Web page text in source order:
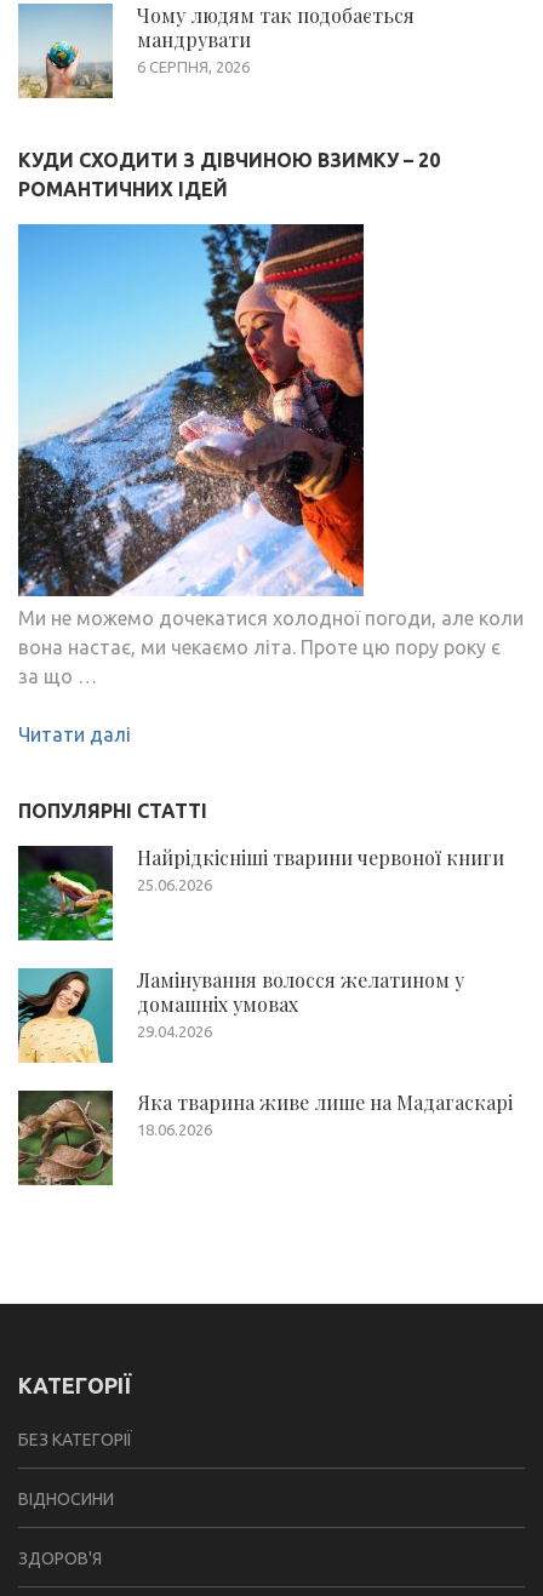
Чому людям так подобається
мандрувати
6 СЕРПНЯ, 2026
КУДИ СХОДИТИ З ДІВЧИНОЮ ВЗИМКУ – 20
РОМАНТИЧНИХ ІДЕЙ
Ми не можемо дочекатися холодної погоди, але коли
вона настає, ми чекаємо літа. Проте цю пору року є
за що …
Читати далі
ПОПУЛЯРНІ СТАТТІ
Найрідкісніші тварини червоної книги
25.06.2026
Ламінування волосся желатином у
домашніх умовах
29.04.2026
Яка тварина живе лише на Мадагаскарі
18.06.2026
КАТЕГОРІЇ
БЕЗ КАТЕГОРІЇ
ВІДНОСИНИ
ЗДОРОВ'Я